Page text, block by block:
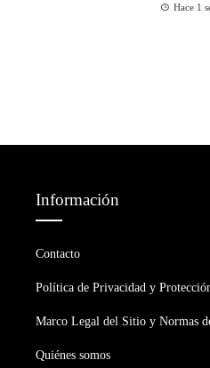
Hace 1
Información
Contacto
Política de Privacidad y
Marco Legal del Sitio y Normas
Quiénes somos